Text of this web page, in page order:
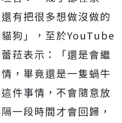
有把很多想做沒做的
狗」，至於YouTube
菈表示：「還是會繼
，畢竟還是一隻蝸牛
件事情，不會隨意放
一段時間才會回歸，